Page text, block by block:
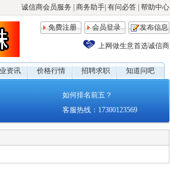
诚信商会员服务 商务助手 有问必答 帮助中心
免费注册 会员登录 发布信息
上网做生意首选诚信商
资讯 价格行情 招聘求职 知道问吧
如何排名前五？
客服热线：17300123569